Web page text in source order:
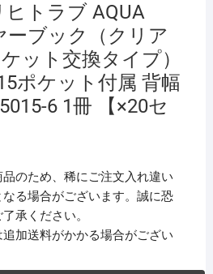
ヒトラブ AQUA
ーブック（クリア
ット交換タイプ）
ポケット付属 背幅
6 1冊 【×20セ
のため、稀にご注文入れ違い
る場合がございます。誠に恐
承ください。
加送料がかかる場合がござい